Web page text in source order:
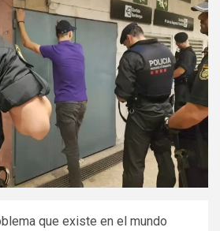
que existe en el mundo